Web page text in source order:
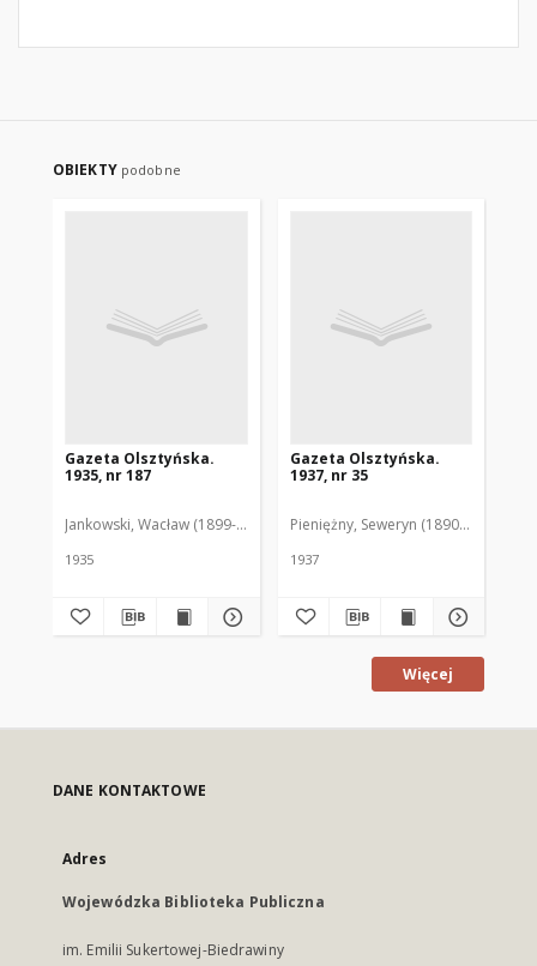
OBIEKTY podobne
Gazeta Olsztyńska.
1935, nr 187
Jankowski, Wacław (1899-1975). Red.
1935
Gazeta Olsztyńska.
1937, nr 35
Pieniężny, Seweryn (1890-1940). Red.
1937
Więcej
DANE KONTAKTOWE
Adres
Wojewódzka Biblioteka Publiczna
im. Emilii Sukertowej-Biedrawiny